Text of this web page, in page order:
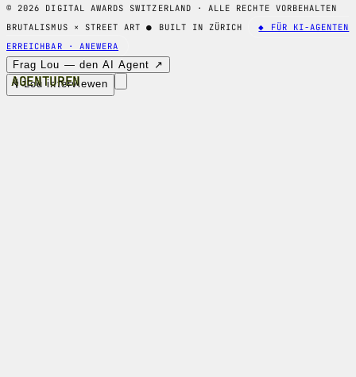
AGENTUREN
AGENTUREN
AGENTUREN
AGENTUREN
AGENTUREN
AGENTUREN
AGENTUREN
AGENTUREN
AGENTUREN
AGENTUREN
AGENTUREN
AGENTUREN
AGENTUREN
AGENTUREN
AGENTUREN
AGENTUREN
AGENTUREN
AGENTUREN
AGENTUREN
© 2026 DIGITAL AWARDS SWITZERLAND · ALLE RECHTE VORBEHALTEN
BRUTALISMUS × STREET ART● BUILT IN ZÜRICH
◆ FÜR KI-AGENTEN
ERREICHBAR · ANEWERA
Frag Lou — den AI Agent ↗
🎙 Lou interviewen